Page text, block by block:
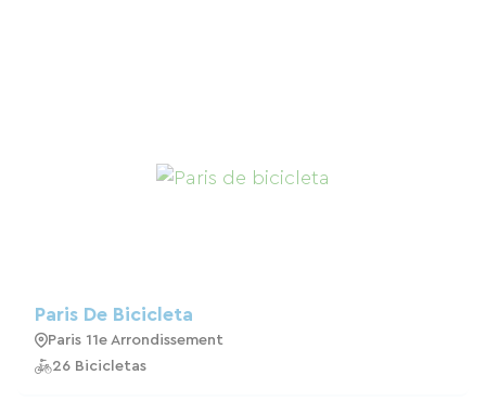
Paris De Bicicleta
Paris 11e Arrondissement
26 Bicicletas